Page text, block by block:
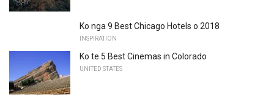
Ko nga 9 Best Chicago Hotels o 2018
INSPIRATION
Ko te 5 Best Cinemas in Colorado
UNITED STATES